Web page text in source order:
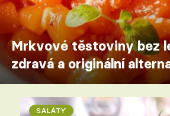
Mrkvové těstoviny bez
zdravá a originální
SALÁTY